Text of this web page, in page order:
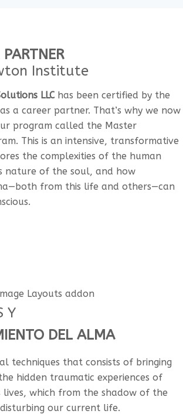
Institute
LLC has been certified by the
a career partner. That’s why we now
program called the Master
This is an intensive, transformative
the complexities of the human
nature of the soul, and how
from this life and others—can
Y
DEL ALMA
techniques that consists of bringing
hidden traumatic experiences of
which from the shadow of the
our current life.